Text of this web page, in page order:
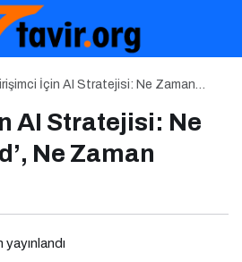
İçin AI Stratejisi: Ne Zaman
AI Stratejisi: Ne
Ne Zaman
İnternet ve Şebekesiz
Afet İletişim Uygulaması